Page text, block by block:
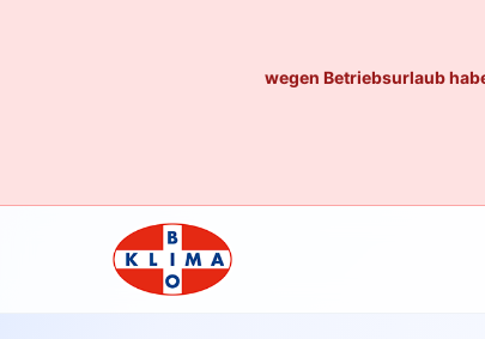
wegen Betriebsurlaub